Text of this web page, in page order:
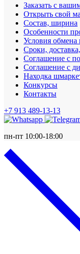
Заказать с
Открыть свой
Cостав, ширина
Особенности
Условия обмена
Сроки,
Соглашение с
Соглашение с
Находка
Конкурсы
Контакты
+7 913 489-13-13
пн-пт 10:00-18:00